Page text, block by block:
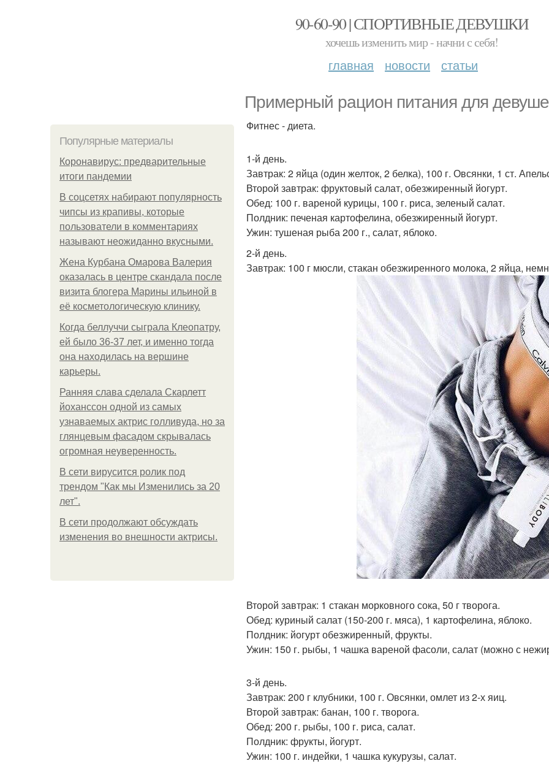
90-60-90 | СПОРТИВНЫЕ ДЕВУШКИ
хочешь изменить мир - начни с себя!
главная новости статьи
Примерный рацион питания для
Популярные материалы
Коронавирус: предварительные
итоги пандемии
В соцсетях набирают популярность
чипсы из крапивы, которые
пользователи в комментариях
называют неожиданно вкусными.
Жена Курбана Омарова Валерия
оказалась в центре скандала после
визита блогера Марины ильиной в
её косметологическую клинику.
Когда беллуччи сыграла Клеопатру,
ей было 36-37 лет, и именно тогда
она находилась на вершине
карьеры.
Ранняя слава сделала Скарлетт
йоханссон одной из самых
узнаваемых актрис голливуда, но за
глянцевым фасадом скрывалась
огромная неуверенность.
В сети вирусится ролик под
трендом "Как мы Изменились за 20
лет".
В сети продолжают обсуждать
изменения во внешности актрисы.
Фитнес - диета.
1-й день.
Завтрак: 2 яйца (один желток, 2 белка), 100 г. Овсянки, 1 ст.
Второй завтрак: фруктовый салат, обезжиренный йогурт.
Обед: 100 г. вареной курицы, 100 г. риса, зеленый салат.
Полдник: печеная картофелина, обезжиренный йогурт.
Ужин: тушеная рыба 200 г., салат, яблоко.
2-й день.
Завтрак: 100 г мюсли, стакан обезжиренного молока, 2 яйца,
Второй завтрак: 1 стакан морковного сока, 50 г творога.
Обед: куриный салат (150-200 г. мяса), 1 картофелина, яблоко.
Полдник: йогурт обезжиренный, фрукты.
Ужин: 150 г. рыбы, 1 чашка вареной фасоли, салат (можно с
3-й день.
Завтрак: 200 г клубники, 100 г. Овсянки, омлет из 2-х яиц.
Второй завтрак: банан, 100 г. творога.
Обед: 200 г. рыбы, 100 г. риса, салат.
Полдник: фрукты, йогурт.
Ужин: 100 г. индейки, 1 чашка кукурузы, салат.